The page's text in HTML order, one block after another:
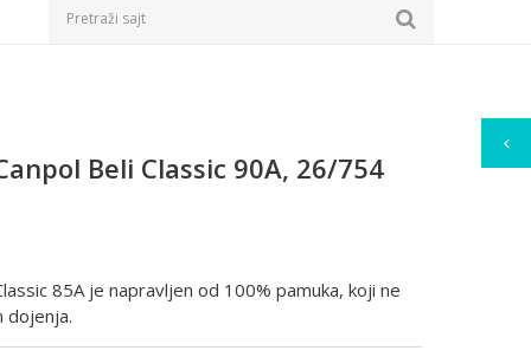
Pretraži sajt
Beli Classic 90A, 26/754
85A je napravljen od 100% pamuka, koji ne
dojenja.